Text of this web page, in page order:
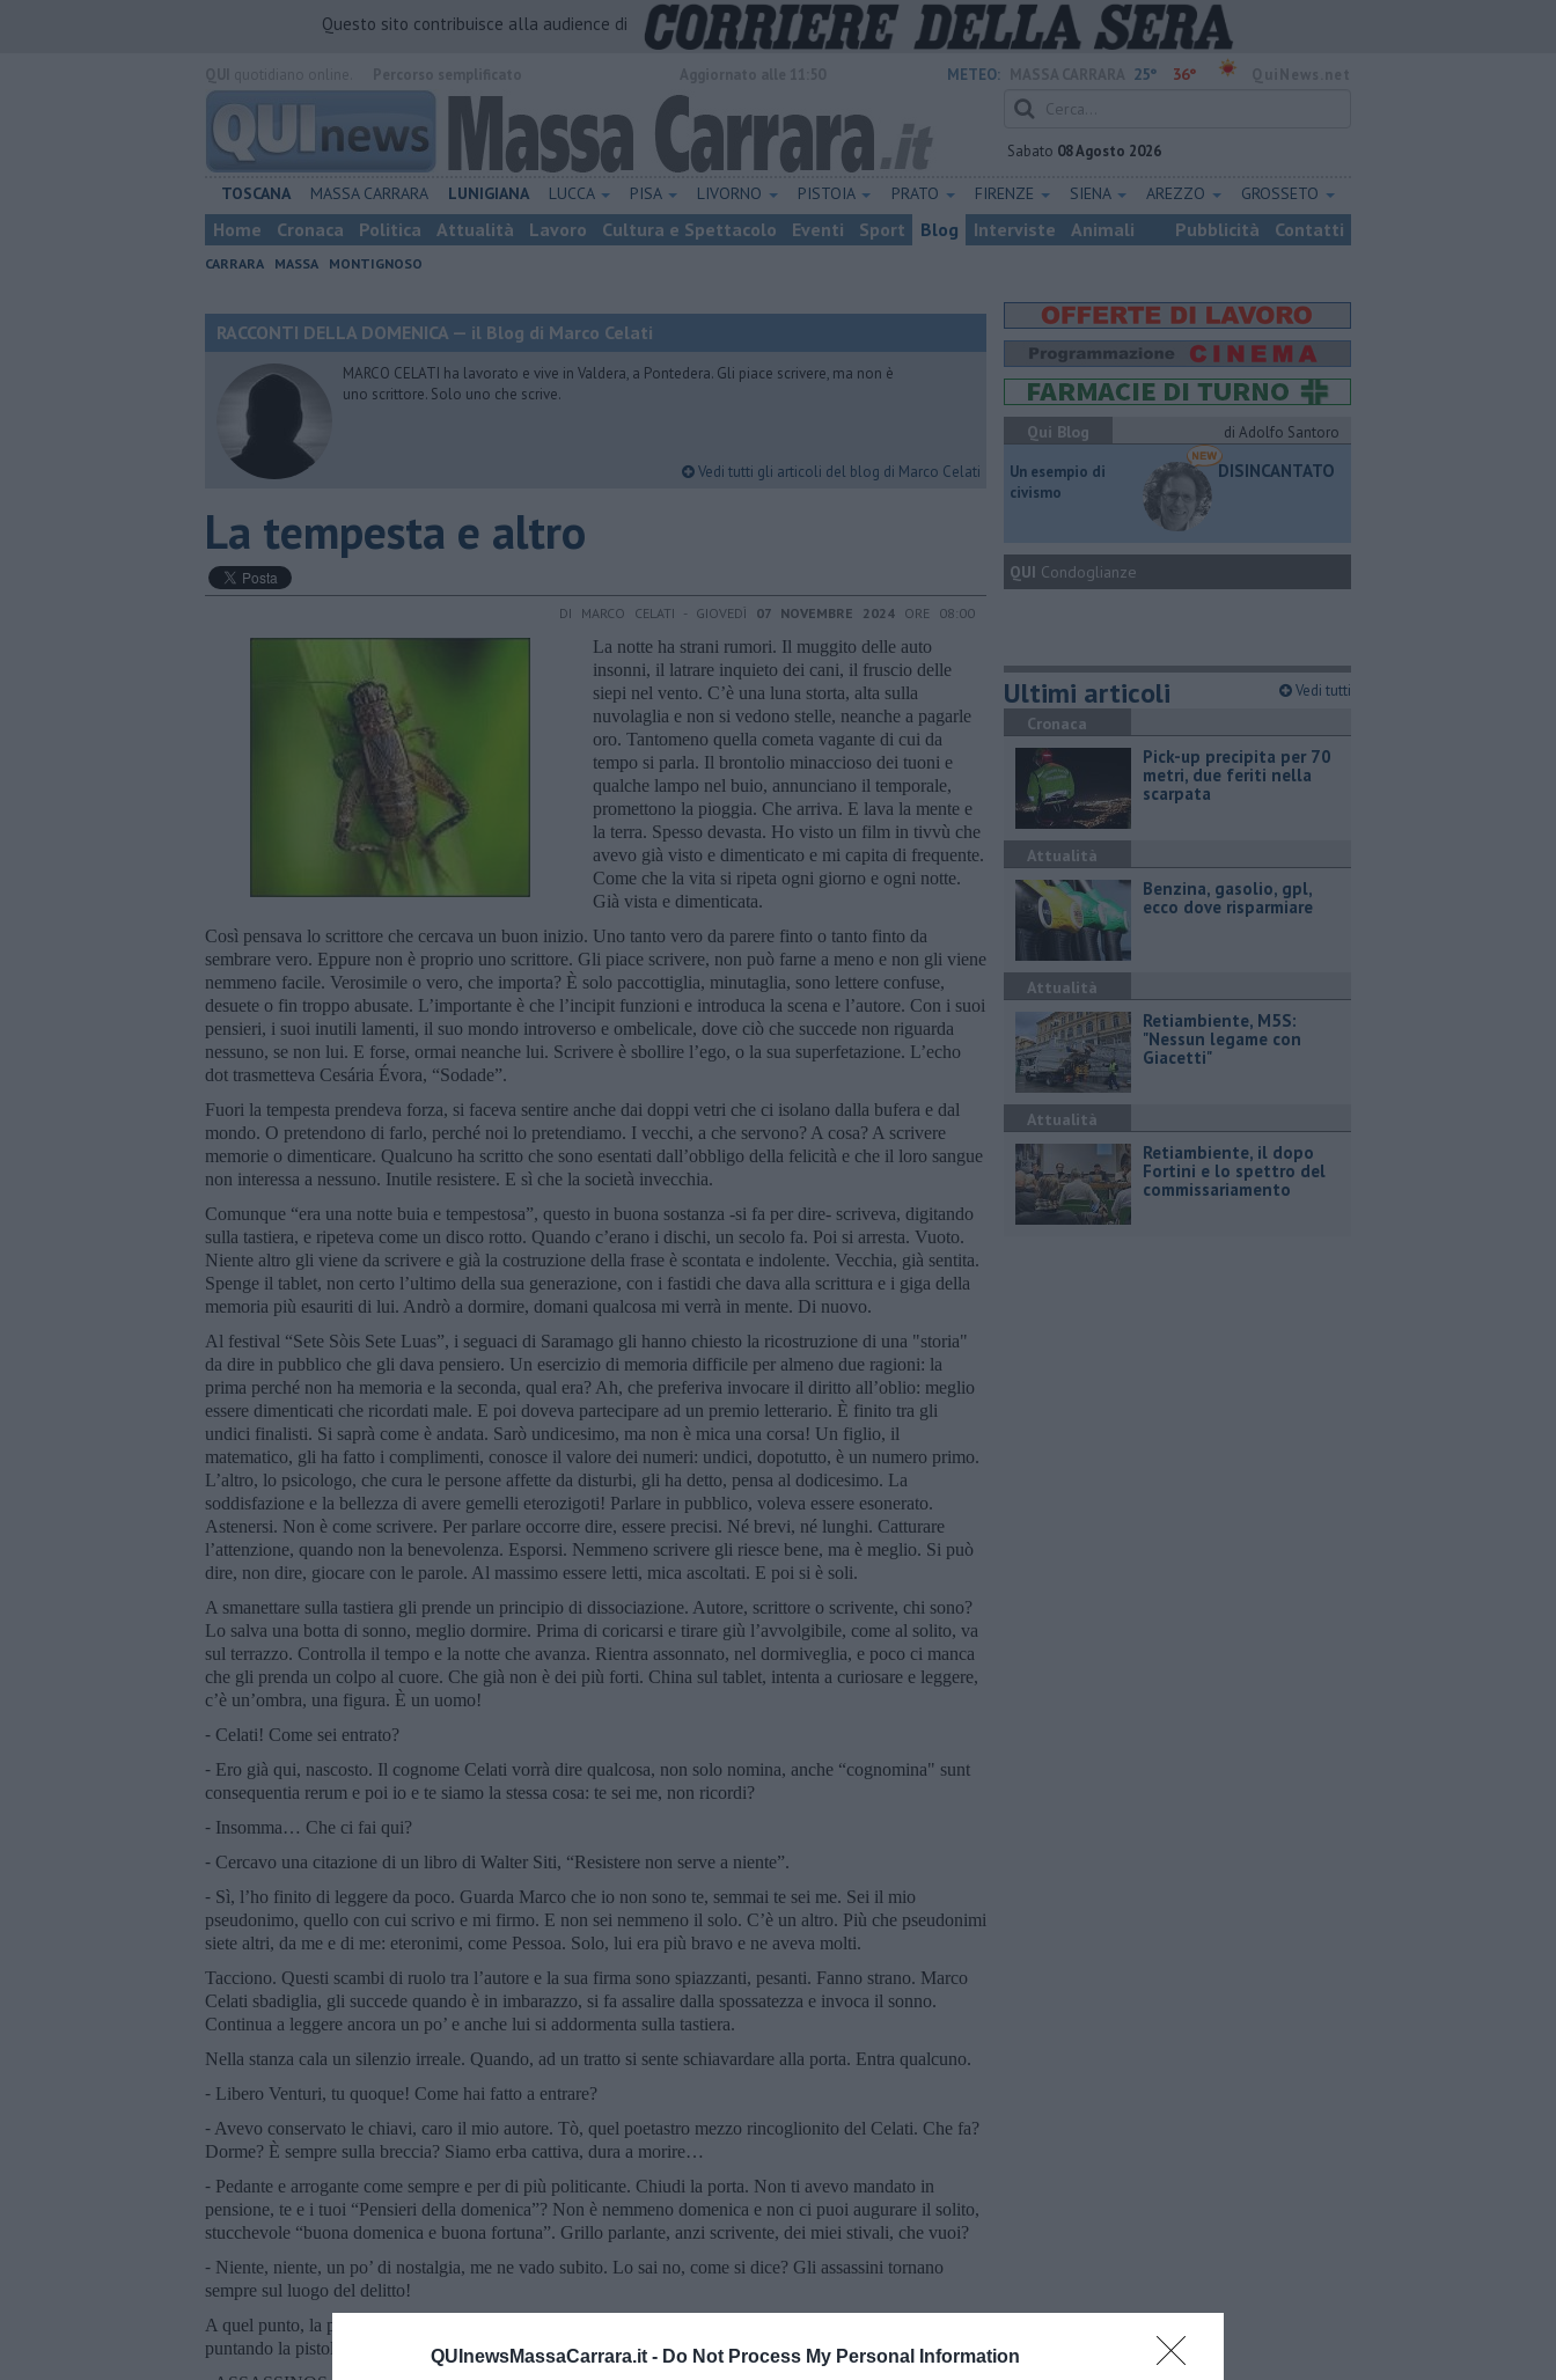
QUInewsMassaCarrara.it - Do Not Process My Personal Information
Questo sito contribuisce alla audience di
METEO: 25° 36°
Sabato 08 Agosto 2026
TOSCANA MASSA CARRARA LUNIGIANA LUCCA PISA LIVORNO PISTOIA PRATO FIRENZE SIENA AREZZO GROSSETO
Home Cronaca Politica Attualità Lavoro Cultura e Spettacolo Eventi Sport Blog Interviste Animali Pubblicità Contatti
CARRARA MASSA MONTIGNOSO
RACCONTI DELLA DOMENICA — il Blog di Marco Celati
MARCO CELATI ha lavorato e vive in Valdera, a Pontedera. Gli piace scrivere, ma non è
uno scrittore. Solo uno che scrive.
Vedi tutti gli articoli del blog di Marco Celati
La tempesta e altro
DI MARCO CELATI - GIOVEDÌ 07 NOVEMBRE 2024 ORE 08:00
La notte ha strani rumori. Il muggito delle auto
insonni, il latrare inquieto dei cani, il fruscio delle
siepi nel vento. C’è una luna storta, alta sulla
nuvolaglia e non si vedono stelle, neanche a pagarle
oro. Tantomeno quella cometa vagante di cui da
tempo si parla. Il brontolio minaccioso dei tuoni e
qualche lampo nel buio, annunciano il temporale,
promettono la pioggia. Che arriva. E lava la mente e
la terra. Spesso devasta. Ho visto un film in tivvù che
avevo già visto e dimenticato e mi capita di frequente.
Come che la vita si ripeta ogni giorno e ogni notte.
Già vista e dimenticata.
Così pensava lo scrittore che cercava un buon inizio. Uno tanto vero da parere finto o tanto finto da
sembrare vero. Eppure non è proprio uno scrittore. Gli piace scrivere, non può farne a meno e non gli viene
nemmeno facile. Verosimile o vero, che importa? È solo paccottiglia, minutaglia, sono lettere confuse,
desuete o fin troppo abusate. L’importante è che l’incipit funzioni e introduca la scena e l’autore. Con i suoi
pensieri, i suoi inutili lamenti, il suo mondo introverso e ombelicale, dove ciò che succede non riguarda
nessuno, se non lui. E forse, ormai neanche lui. Scrivere è sbollire l’ego, o la sua superfetazione. L’echo
dot trasmetteva Cesária Évora, “Sodade”.
Fuori la tempesta prendeva forza, si faceva sentire anche dai doppi vetri che ci isolano dalla bufera e dal
mondo. O pretendono di farlo, perché noi lo pretendiamo. I vecchi, a che servono? A cosa? A scrivere
memorie o dimenticare. Qualcuno ha scritto che sono esentati dall’obbligo della felicità e che il loro sangue
non interessa a nessuno. Inutile resistere. E sì che la società invecchia.
Comunque “era una notte buia e tempestosa”, questo in buona sostanza -si fa per dire- scriveva, digitando
sulla tastiera, e ripeteva come un disco rotto. Quando c’erano i dischi, un secolo fa. Poi si arresta. Vuoto.
Niente altro gli viene da scrivere e già la costruzione della frase è scontata e indolente. Vecchia, già sentita.
Spenge il tablet, non certo l’ultimo della sua generazione, con i fastidi che dava alla scrittura e i giga della
memoria più esauriti di lui. Andrò a dormire, domani qualcosa mi verrà in mente. Di nuovo.
Al festival “Sete Sòis Sete Luas”, i seguaci di Saramago gli hanno chiesto la ricostruzione di una "storia"
da dire in pubblico che gli dava pensiero. Un esercizio di memoria difficile per almeno due ragioni: la
prima perché non ha memoria e la seconda, qual era? Ah, che preferiva invocare il diritto all’oblio: meglio
essere dimenticati che ricordati male. E poi doveva partecipare ad un premio letterario. È finito tra gli
undici finalisti. Si saprà come è andata. Sarò undicesimo, ma non è mica una corsa! Un figlio, il
matematico, gli ha fatto i complimenti, conosce il valore dei numeri: undici, dopotutto, è un numero primo.
L’altro, lo psicologo, che cura le persone affette da disturbi, gli ha detto, pensa al dodicesimo. La
soddisfazione e la bellezza di avere gemelli eterozigoti! Parlare in pubblico, voleva essere esonerato.
Astenersi. Non è come scrivere. Per parlare occorre dire, essere precisi. Né brevi, né lunghi. Catturare
l’attenzione, quando non la benevolenza. Esporsi. Nemmeno scrivere gli riesce bene, ma è meglio. Si può
dire, non dire, giocare con le parole. Al massimo essere letti, mica ascoltati. E poi si è soli.
A smanettare sulla tastiera gli prende un principio di dissociazione. Autore, scrittore o scrivente, chi sono?
Lo salva una botta di sonno, meglio dormire. Prima di coricarsi e tirare giù l’avvolgibile, come al solito, va
sul terrazzo. Controlla il tempo e la notte che avanza. Rientra assonnato, nel dormiveglia, e poco ci manca
che gli prenda un colpo al cuore. Che già non è dei più forti. China sul tablet, intenta a curiosare e leggere,
c’è un’ombra, una figura. È un uomo!
⁃ Celati! Come sei entrato?
⁃ Ero già qui, nascosto. Il cognome Celati vorrà dire qualcosa, non solo nomina, anche “cognomina" sunt
consequentia rerum e poi io e te siamo la stessa cosa: te sei me, non ricordi?
⁃ Insomma… Che ci fai qui?
⁃ Cercavo una citazione di un libro di Walter Siti, “Resistere non serve a niente”.
⁃ Sì, l’ho finito di leggere da poco. Guarda Marco che io non sono te, semmai te sei me. Sei il mio
pseudonimo, quello con cui scrivo e mi firmo. E non sei nemmeno il solo. C’è un altro. Più che pseudonimi
siete altri, da me e di me: eteronimi, come Pessoa. Solo, lui era più bravo e ne aveva molti.
Tacciono. Questi scambi di ruolo tra l’autore e la sua firma sono spiazzanti, pesanti. Fanno strano. Marco
Celati sbadiglia, gli succede quando è in imbarazzo, si fa assalire dalla spossatezza e invoca il sonno.
Continua a leggere ancora un po’ e anche lui si addormenta sulla tastiera.
Nella stanza cala un silenzio irreale. Quando, ad un tratto si sente schiavardare alla porta. Entra qualcuno.
⁃ Libero Venturi, tu quoque! Come hai fatto a entrare?
⁃ Avevo conservato le chiavi, caro il mio autore. Tò, quel poetastro mezzo rincoglionito del Celati. Che fa?
Dorme? È sempre sulla breccia? Siamo erba cattiva, dura a morire…
⁃ Pedante e arrogante come sempre e per di più politicante. Chiudi la porta. Non ti avevo mandato in
pensione, te e i tuoi “Pensieri della domenica”? Non è nemmeno domenica e non ci puoi augurare il solito,
stucchevole “buona domenica e buona fortuna”. Grillo parlante, anzi scrivente, dei miei stivali, che vuoi?
⁃ Niente, niente, un po’ di nostalgia, me ne vado subito. Lo sai no, come si dice? Gli assassini tornano
sempre sul luogo del delitto!
A quel punto, la porta era ancora socchiusa, dall’ombra esce e irrompe il celebre Commissario Favati,
puntando la pistola. Gli sbirri fanno così e le sorprese e le disgrazie non vengono mai sole.
Qui Blog
di Adolfo Santoro
​Un esempio di
civismo
DISINCANTATO
QUI Condoglianze
Ultimi articoli Vedi tutti
Cronaca
Pick-up precipita per 70
metri, due feriti nella
scarpata
Attualità
​Benzina, gasolio, gpl,
ecco dove risparmiare
Attualità
Retiambiente, M5S:
"Nessun legame con
Giacetti"
Attualità
Retiambiente, il dopo
Fortini e lo spettro del
commissariamento